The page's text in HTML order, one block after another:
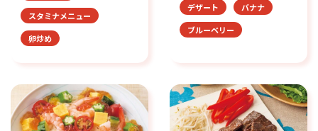
スタミナメニュー
卵炒め
デザート
バナナ
ブルーベリー